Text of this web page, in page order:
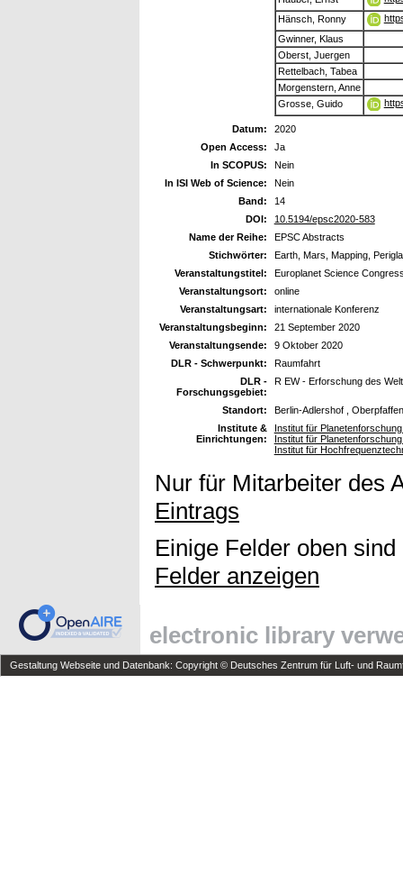
Hänsch, Ronny
Gwinner, Klaus
Oberst, Juergen
Rettelbach, Tabea
Morgenstern, Anne
Grosse, Guido
Datum:
2020
Open Access:
Ja
In SCOPUS:
Nein
In ISI Web of Science:
Nein
Band:
14
DOI:
10.5194/epsc2020-583
Name der Reihe:
EPSC Abstracts
Stichwörter:
Earth, Mars, Mapping,
Veranstaltungstitel:
Europlanet Science
Veranstaltungsort:
online
Veranstaltungsart:
internationale Konferenz
Veranstaltungsbeginn:
21 September 2020
Veranstaltungsende:
9 Oktober 2020
DLR - Schwerpunkt:
Raumfahrt
DLR -
Forschungsgebiet:
R EW - Erforschung des
Standort:
Berlin-Adlershof ,
Institute &
Einrichtungen:
Institut für
Institut für
Institut für
Nur für Mitarbeiter des
Eintrags
Einige Felder oben
Felder anzeigen
electronic library
Gestaltung Webseite und Datenbank: Copyright © Deutsches Zentrum für Luft- und